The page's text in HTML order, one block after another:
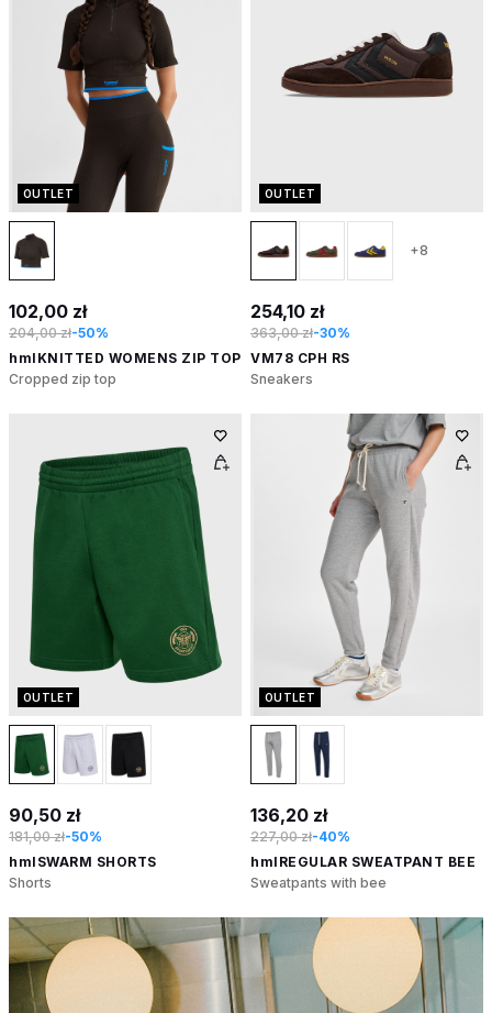
OUTLET
102,00 zł
204,00 zł-50%
hmlKNITTED WOMENS ZIP TOP
Cropped zip top
OUTLET
+8
254,10 zł
363,00 zł-30%
VM78 CPH RS
Sneakers
OUTLET
90,50 zł
181,00 zł-50%
hmlSWARM SHORTS
Shorts
OUTLET
136,20 zł
227,00 zł-40%
hmlREGULAR SWEATPANT BEE
Sweatpants with bee